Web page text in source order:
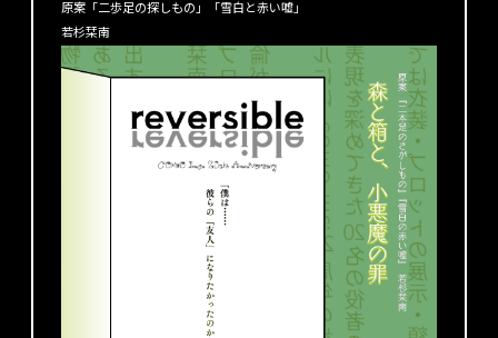
原案「二歩足の探しもの」「雪白と赤い嘘」
若杉栞南